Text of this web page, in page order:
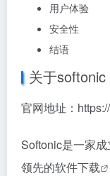
用户体验
安全性
结语
关于softonic
官网地址：
Softonic是一家
领先的软件下载